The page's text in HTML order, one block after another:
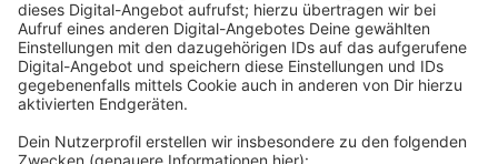
Schule abgeholt und war dann mit ihnen - nur mit
Schulsachen und Handgepäck - zum Flughafen
gefahren. Die Kinder - acht, zehn und 13 Jahre alt -
wurden vom Vater getrennt, vom Jugendamt mit
Mutter in die Niederlande gebracht.